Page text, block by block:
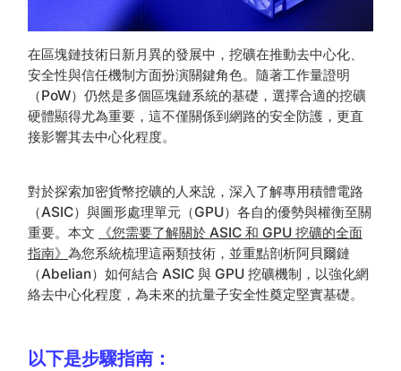
在區塊鏈技術日新月異的發展中，挖礦在推動去中心化、
安全性與信任機制方面扮演關鍵角色。隨著工作量證明
（PoW）仍然是多個區塊鏈系統的基礎，選擇合適的挖礦
硬體顯得尤為重要，這不僅關係到網路的安全防護，更直
接影響其去中心化程度。
對於探索加密貨幣挖礦的人來說，深入了解專用積體電路
（ASIC）與圖形處理單元（GPU）各自的優勢與權衡至關
重要。本文
《您需要了解關於 ASIC 和 GPU 挖礦的全面
指南》 為您系統梳理這兩類技術，並重點剖析阿貝爾鏈
（Abelian）如何結合 ASIC 與 GPU 挖礦機制，以強化網
絡去中心化程度，為未來的抗量子安全性奠定堅實基礎。
以下是步驟指南：